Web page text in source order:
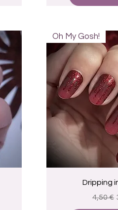
Oh My Gosh!
Dripping
Preço
4,50 €